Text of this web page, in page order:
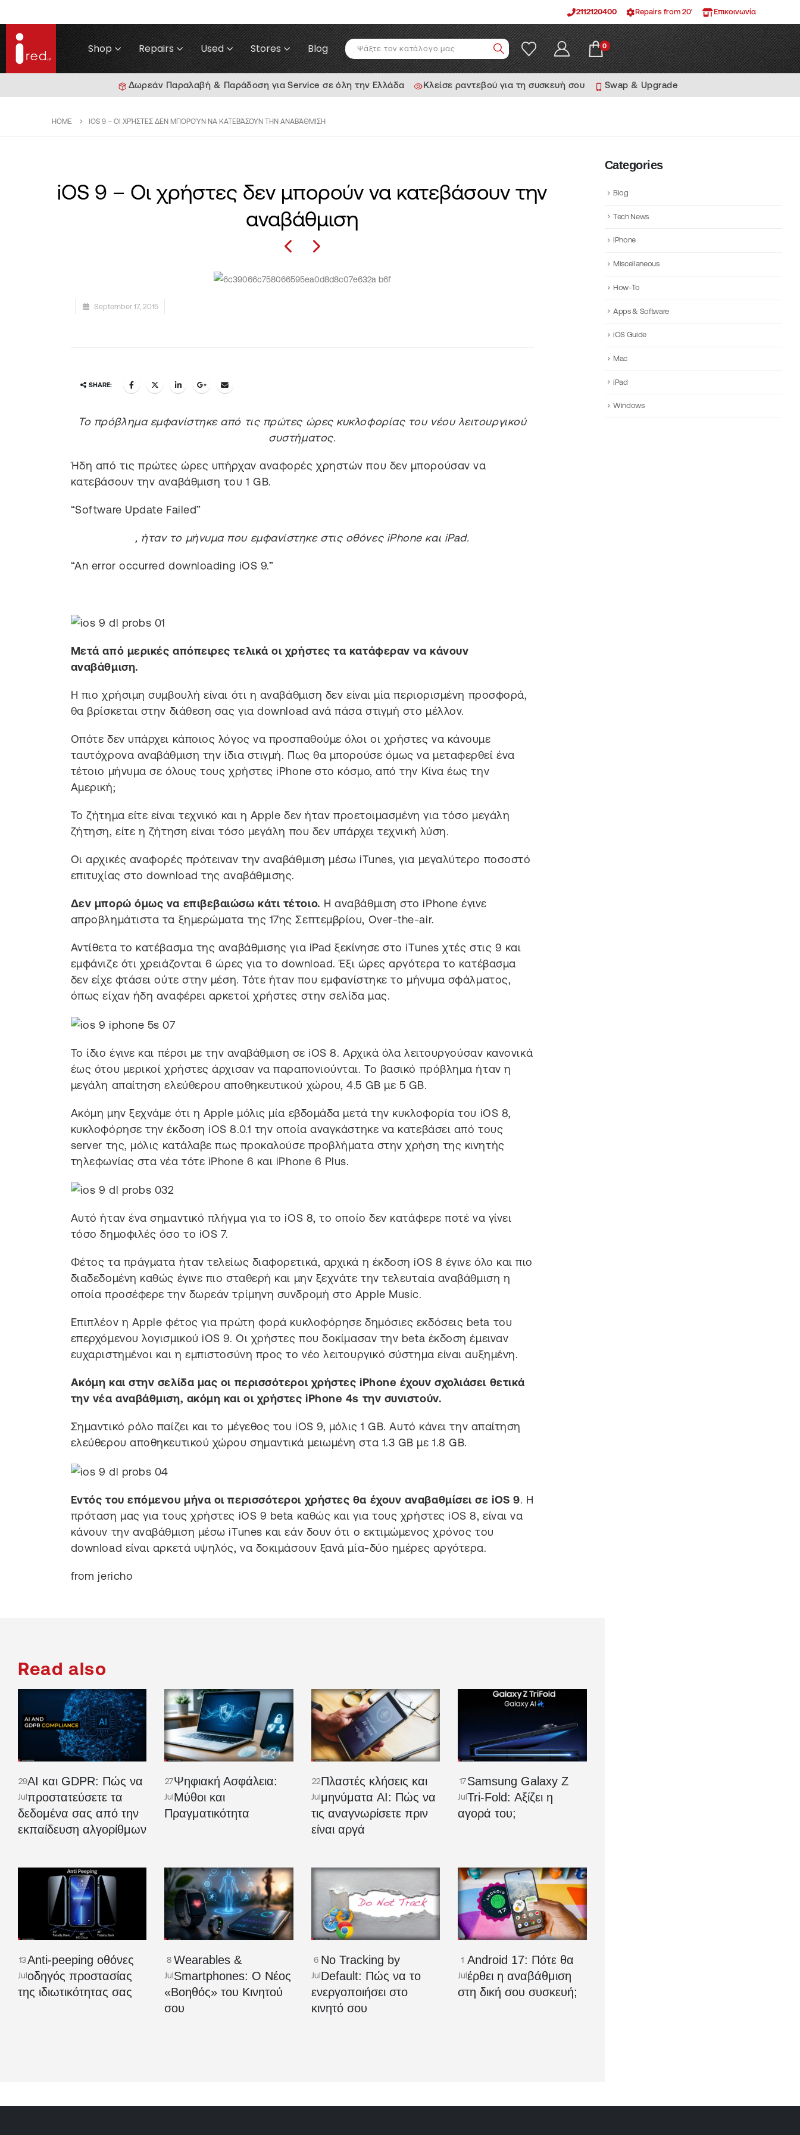
2112120400 Repairs from 20' Επικοινωνία
Shop Repairs Used Stores Blog 0
Δωρεάν Παραλαβή & Παράδοση για Service σε όλη την Ελλάδα Κλείσε ραντεβού για τη συσκευή σου Swap & Upgrade
HOME IOS 9 – ΟΙ ΧΡΉΣΤΕΣ ΔΕΝ ΜΠΟΡΟΎΝ ΝΑ ΚΑΤΕΒΆΣΟΥΝ ΤΗΝ ΑΝΑΒΆΘΜΙΣΗ
iOS 9 – Οι χρήστες δεν μπορούν να κατεβάσουν την
αναβάθμιση
September 17, 2015
SHARE:
Το πρόβλημα εμφανίστηκε από τις πρώτες ώρες κυκλοφορίας του νέου λειτουργικού
συστήματος.
Ήδη από τις πρώτες ώρες υπήρχαν αναφορές χρηστών που δεν μπορούσαν να
κατεβάσουν την αναβάθμιση του 1 GB.
“Software Update Failed”
, ήταν το μήνυμα που εμφανίστηκε στις οθόνες iPhone και iPad.
“An error occurred downloading iOS 9.”
Μετά από μερικές απόπειρες τελικά οι χρήστες τα κατάφεραν να κάνουν
αναβάθμιση.
Η πιο χρήσιμη συμβουλή είναι ότι η αναβάθμιση δεν είναι μία περιορισμένη προσφορά,
θα βρίσκεται στην διάθεση σας για download ανά πάσα στιγμή στο μέλλον.
Οπότε δεν υπάρχει κάποιος λόγος να προσπαθούμε όλοι οι χρήστες να κάνουμε
ταυτόχρονα αναβάθμιση την ίδια στιγμή. Πως θα μπορούσε όμως να μεταφερθεί ένα
τέτοιο μήνυμα σε όλους τους χρήστες iPhone στο κόσμο, από την Κίνα έως την
Αμερική;
Το ζήτημα είτε είναι τεχνικό και η Apple δεν ήταν προετοιμασμένη για τόσο μεγάλη
ζήτηση, είτε η ζήτηση είναι τόσο μεγάλη που δεν υπάρχει τεχνική λύση.
Οι αρχικές αναφορές πρότειναν την αναβάθμιση μέσω iTunes, για μεγαλύτερο ποσοστό
επιτυχίας στο download της αναβάθμισης.
Δεν μπορώ όμως να επιβεβαιώσω κάτι τέτοιο. Η αναβάθμιση στο iPhone έγινε
απροβλημάτιστα τα ξημερώματα της 17ης Σεπτεμβρίου, Over-the-air.
Αντίθετα το κατέβασμα της αναβάθμισης για iPad ξεκίνησε στο iTunes χτές στις 9 και
εμφάνιζε ότι χρειάζονται 6 ώρες για το download. Έξι ώρες αργότερα το κατέβασμα
δεν είχε φτάσει ούτε στην μέση. Τότε ήταν που εμφανίστηκε το μήνυμα σφάλματος,
όπως είχαν ήδη αναφέρει αρκετοί χρήστες στην σελίδα μας.
Το ίδιο έγινε και πέρσι με την αναβάθμιση σε iOS 8. Αρχικά όλα λειτουργούσαν κανονικά
έως ότου μερικοί χρήστες άρχισαν να παραπονιούνται. Το βασικό πρόβλημα ήταν η
μεγάλη απαίτηση ελεύθερου αποθηκευτικού χώρου, 4.5 GB με 5 GB.
Ακόμη μην ξεχνάμε ότι η Apple μόλις μία εβδομάδα μετά την κυκλοφορία του iOS 8,
κυκλοφόρησε την έκδοση iOS 8.0.1 την οποία αναγκάστηκε να κατεβάσει από τους
server της, μόλις κατάλαβε πως προκαλούσε προβλήματα στην χρήση της κινητής
τηλεφωνίας στα νέα τότε iPhone 6 και iPhone 6 Plus.
Αυτό ήταν ένα σημαντικό πλήγμα για το iOS 8, το οποίο δεν κατάφερε ποτέ να γίνει
τόσο δημοφιλές όσο το iOS 7.
Φέτος τα πράγματα ήταν τελείως διαφορετικά, αρχικά η έκδοση iOS 8 έγινε όλο και πιο
διαδεδομένη καθώς έγινε πιο σταθερή και μην ξεχνάτε την τελευταία αναβάθμιση η
οποία προσέφερε την δωρεάν τρίμηνη συνδρομή στο Apple Music.
Επιπλέον η Apple φέτος για πρώτη φορά κυκλοφόρησε δημόσιες εκδόσεις beta του
επερχόμενου λογισμικού iOS 9. Οι χρήστες που δοκίμασαν την beta έκδοση έμειναν
ευχαριστημένοι και η εμπιστοσύνη προς το νέο λειτουργικό σύστημα είναι αυξημένη.
Ακόμη και στην σελίδα μας οι περισσότεροι χρήστες iPhone έχουν σχολιάσει θετικά
την νέα αναβάθμιση, ακόμη και οι χρήστες iPhone 4s την συνιστούν.
Σημαντικό ρόλο παίζει και το μέγεθος του iOS 9, μόλις 1 GB. Αυτό κάνει την απαίτηση
ελεύθερου αποθηκευτικού χώρου σημαντικά μειωμένη στα 1.3 GB με 1.8 GB.
Εντός του επόμενου μήνα οι περισσότεροι χρήστες θα έχουν αναβαθμίσει σε iOS 9. Η
πρόταση μας για τους χρήστες iOS 9 beta καθώς και για τους χρήστες iOS 8, είναι να
κάνουν την αναβάθμιση μέσω iTunes και εάν δουν ότι ο εκτιμώμενος χρόνος του
download είναι αρκετά υψηλός, να δοκιμάσουν ξανά μία-δύο ημέρες αργότερα.
from jericho
Read also
29
Jul
AI και GDPR: Πώς να
προστατεύσετε τα
δεδομένα σας από την
εκπαίδευση αλγορίθμων
27
Jul
Ψηφιακή Ασφάλεια:
Μύθοι και
Πραγματικότητα
22
Jul
Πλαστές κλήσεις και
μηνύματα AI: Πώς να
τις αναγνωρίσετε πριν
είναι αργά
17
Jul
Samsung Galaxy Z
Tri-Fold: Αξίζει η
αγορά του;
13
Jul
Anti-peeping οθόνες
οδηγός προστασίας
της ιδιωτικότητας σας
8
Jul
Wearables &
Smartphones: Ο Νέος
«Βοηθός» του Κινητού
σου
6
Jul
No Tracking by
Default: Πώς να το
ενεργοποιήσει στο
κινητό σου
1
Jul
Android 17: Πότε θα
έρθει η αναβάθμιση
στη δική σου συσκευή;
Categories
Blog
Tech News
iPhone
Miscellaneous
How-To
Apps & Software
iOS Guide
Mac
iPad
Windows